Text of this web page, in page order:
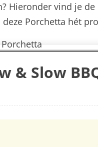
Hieronder vind je
Porchetta hét
& Slow